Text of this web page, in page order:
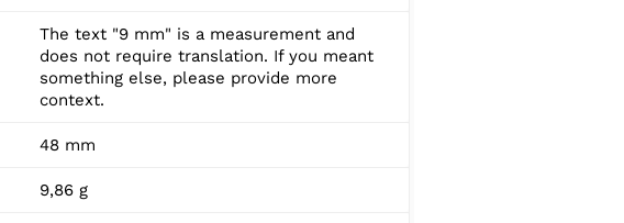
The text "9 mm" is a measurement and
does not require translation. If you meant
something else, please provide more
context.
48 mm
9,86 g